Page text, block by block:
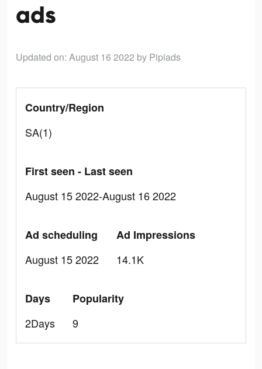
ads
Updated on: August 16 2022 by Pipiads
Country/Region
SA(1)
First seen - Last seen
August 15 2022-August 16 2022
Ad scheduling
August 15 2022
Ad Impressions
14.1K
Days
2Days
Popularity
9